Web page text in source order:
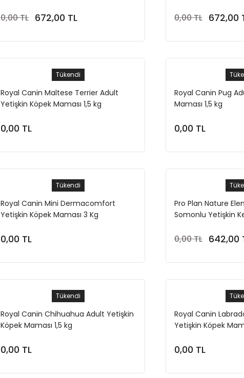
0,00 TL 672,00 TL
Stokta Yok
0,00 TL 672,00
Tükendi
Royal Canin Maltese Terrier Adult
Yetişkin Köpek Maması 1,5 kg
0,00 TL
Royal Canin Pug
Maması 1,5 kg
0,00 TL
Tükendi
Royal Canin Mini Dermacomfort
Yetişkin Köpek Maması 3 Kg
0,00 TL
Pro Plan Nature
Somonlu Yetişkin
0,00 TL 642,00
Tükendi
Royal Canin Chihuahua Adult Yetişkin
Köpek Maması 1,5 kg
0,00 TL
Royal Canin
Yetişkin Köpek
0,00 TL